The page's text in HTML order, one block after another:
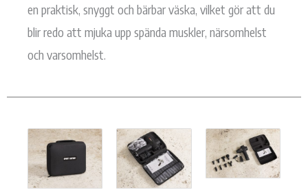
en praktisk, snyggt och bärbar väska, vilket gör att du
blir redo att mjuka upp spända muskler, närsomhelst
och varsomhelst.